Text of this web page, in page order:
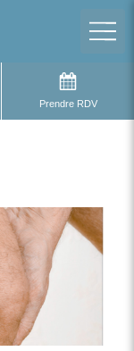
Prendre RDV